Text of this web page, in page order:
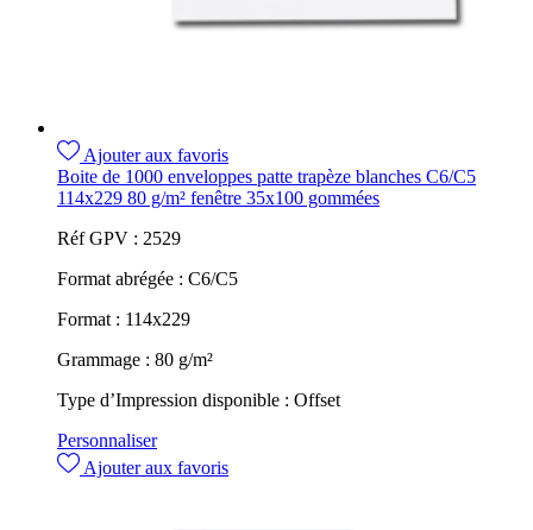
Ajouter aux favoris
Boite de 1000 enveloppes patte trapèze blanches C6/C5
114x229 80 g/m² fenêtre 35x100 gommées
Réf GPV : 2529
Format abrégée : C6/C5
Format : 114x229
Grammage : 80 g/m²
Type d’Impression disponible : Offset
Personnaliser
Ajouter aux favoris